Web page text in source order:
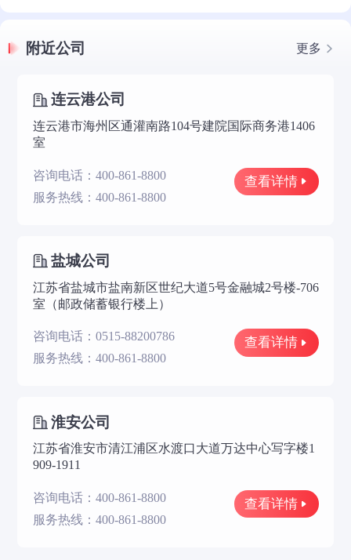
附近公司 更多
连云港公司
连云港市海州区通灌南路104号建院国际商务港1406
室
咨询电话：400-861-8800
服务热线：400-861-8800
查看详情
盐城公司
江苏省盐城市盐南新区世纪大道5号金融城2号楼-706
室（邮政储蓄银行楼上）
咨询电话：0515-88200786
服务热线：400-861-8800
查看详情
淮安公司
江苏省淮安市清江浦区水渡口大道万达中心写字楼1
909-1911
咨询电话：400-861-8800
服务热线：400-861-8800
查看详情